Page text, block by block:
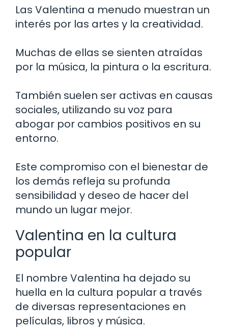
Las Valentina a menudo muestran un
interés por las artes y la creatividad.
Muchas de ellas se sienten atraídas
por la música, la pintura o la escritura.
También suelen ser activas en causas
sociales, utilizando su voz para
abogar por cambios positivos en su
entorno.
Este compromiso con el bienestar de
los demás refleja su profunda
sensibilidad y deseo de hacer del
mundo un lugar mejor.
Valentina en la cultura
popular
El nombre Valentina ha dejado su
huella en la cultura popular a través
de diversas representaciones en
películas, libros y música.